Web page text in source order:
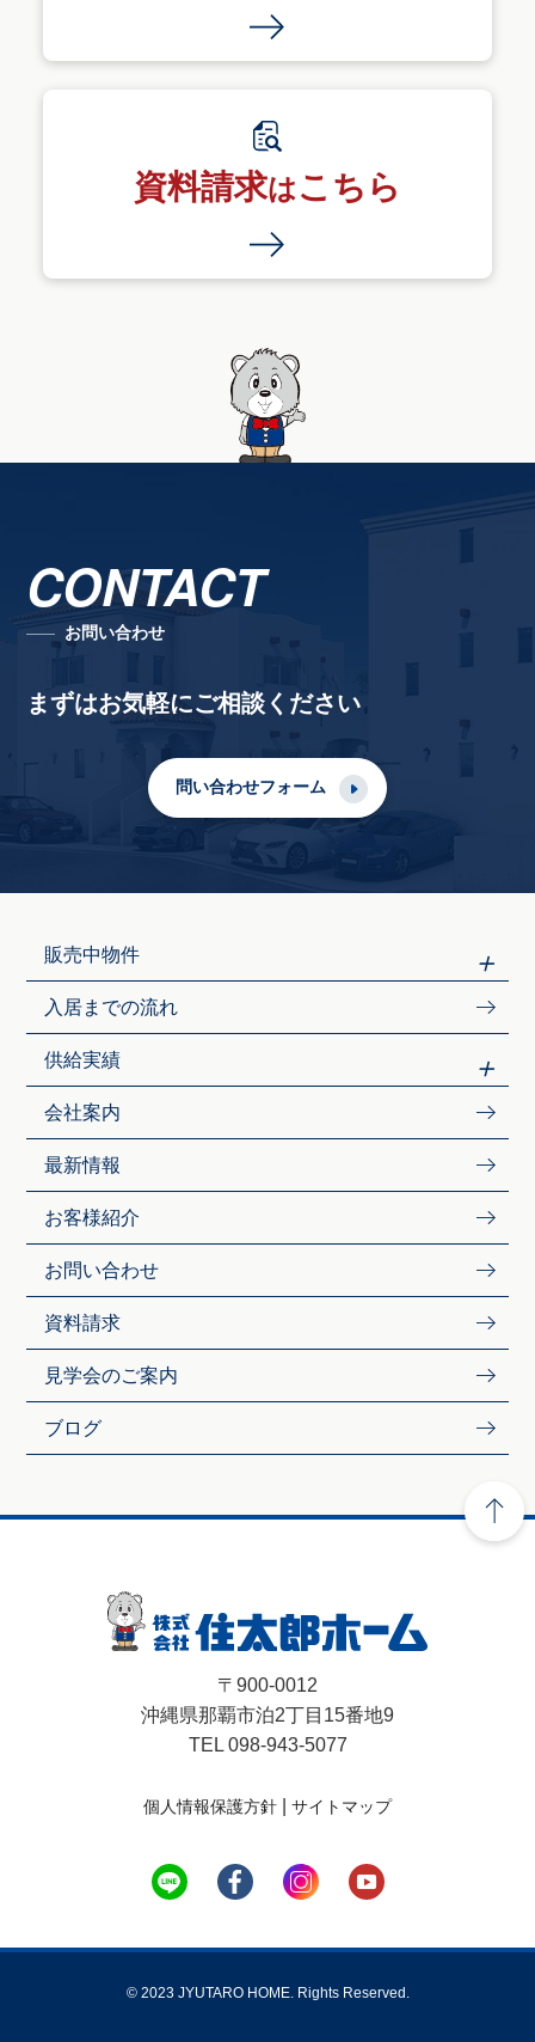
資料請求はこちら
CONTACT
お問い合わせ
まずはお気軽にご相談ください
問い合わせフォーム
販売中物件
入居までの流れ
供給実績
会社案内
最新情報
お客様紹介
お問い合わせ
資料請求
見学会のご案内
ブログ
〒900-0012
沖縄県那覇市泊2丁目15番地9
TEL 098-943-5077
個人情報保護方針 サイトマップ
© 2023 JYUTARO HOME. Rights Reserved.